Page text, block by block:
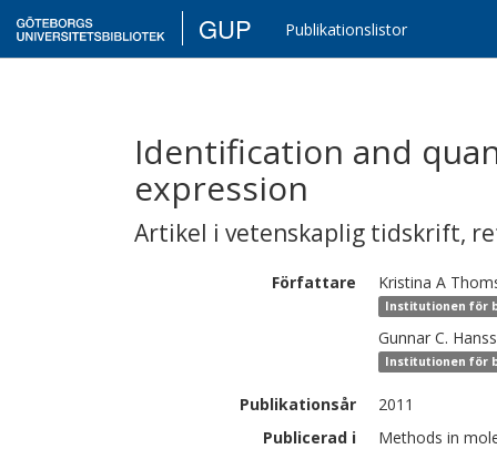
GUP Publikationslistor
Identification and
expression
Artikel i vetenskaplig tidskrift,
Författare Kristina A
Institutionen för
Gunnar C.
Institutionen för
Publikationsår
2011
Publicerad i
Methods in